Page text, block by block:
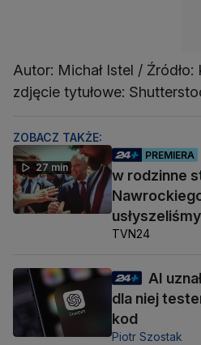
Autor: Michał Istel / Źródło:
zdjęcie tytułowe:
ZOBACZ TAKŻE:
27 min
PREMIERA
w rodzinne
TVN24
AI
dla niej
kod
Piotr Szostak